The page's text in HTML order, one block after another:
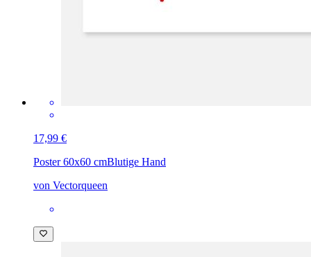
17,99 €
Poster 60x60 cmBlutige Hand
von Vectorqueen